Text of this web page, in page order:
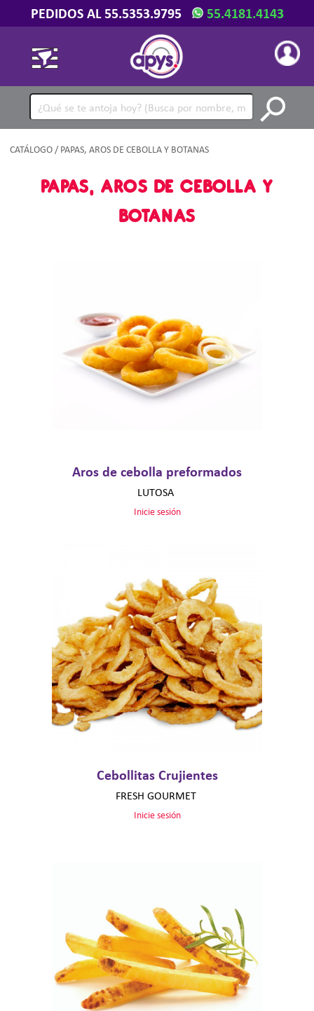
PEDIDOS AL 55.5353.9795 55.4181.4143
CATÁLOGO/ PAPAS, AROS DE CEBOLLA Y BOTANAS
PAPAS, AROS DE CEBOLLA Y
BOTANAS
Aros de cebolla preformados
LUTOSA
Inicie sesión
Cebollitas Crujientes
FRESH GOURMET
Inicie sesión